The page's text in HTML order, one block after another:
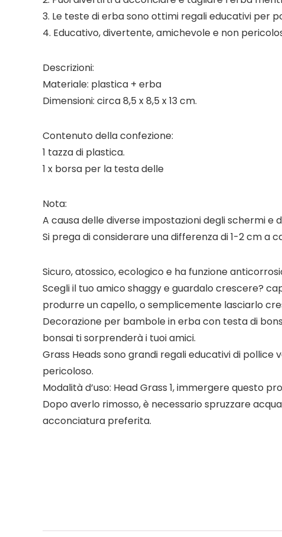
3. Le teste di erba sono ottimi regali educativi per
4. Educativo, divertente, amichevole e non
Descrizioni:
Materiale: plastica + erba
Dimensioni: circa 8,5 x 8,5 x 13 cm.
Contenuto della confezione:
1 tazza di plastica.
1 x borsa per la testa delle
Nota:
A causa delle diverse impostazioni degli schermi
Si prega di considerare una differenza di 1-2 cm a
Sicuro, atossico, ecologico e ha funzione
Scegli il tuo amico shaggy e guardalo crescere?
produrre un capello, o semplicemente lasciarlo
Decorazione per bambole in erba con testa di
bonsai ti sorprenderà i tuoi amici.
Grass Heads sono grandi regali educativi di
pericoloso.
Modalità d’uso: Head Grass 1, immergere questo
Dopo averlo rimosso, è necessario spruzzare
acconciatura preferita.